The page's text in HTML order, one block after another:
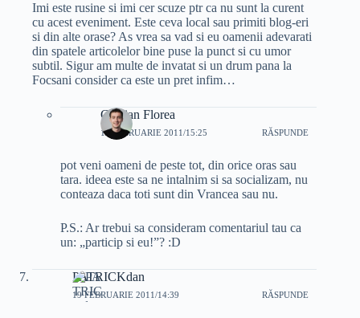
Imi este rusine si imi cer scuze ptr ca nu sunt la curent
cu acest eveniment. Este ceva local sau primiti blog-eri
si din alte orase? As vrea sa vad si eu oamenii adevarati
din spatele articolelor bine puse la punct si cu umor
subtil. Sigur am multe de invatat si un drum pana la
Focsani consider ca este un pret infim…
Cristian Florea
19 FEBRUARIE 2011/15:25 RĂSPUNDE
pot veni oameni de peste tot, din orice oras sau
tara. ideea este sa ne intalnim si sa socializam, nu
conteaza daca toti sunt din Vrancea sau nu.
P.S.: Ar trebui sa consideram comentariul tau ca
un: „particip si eu!”? :D
PATRICKdan
19 FEBRUARIE 2011/14:39 RĂSPUNDE